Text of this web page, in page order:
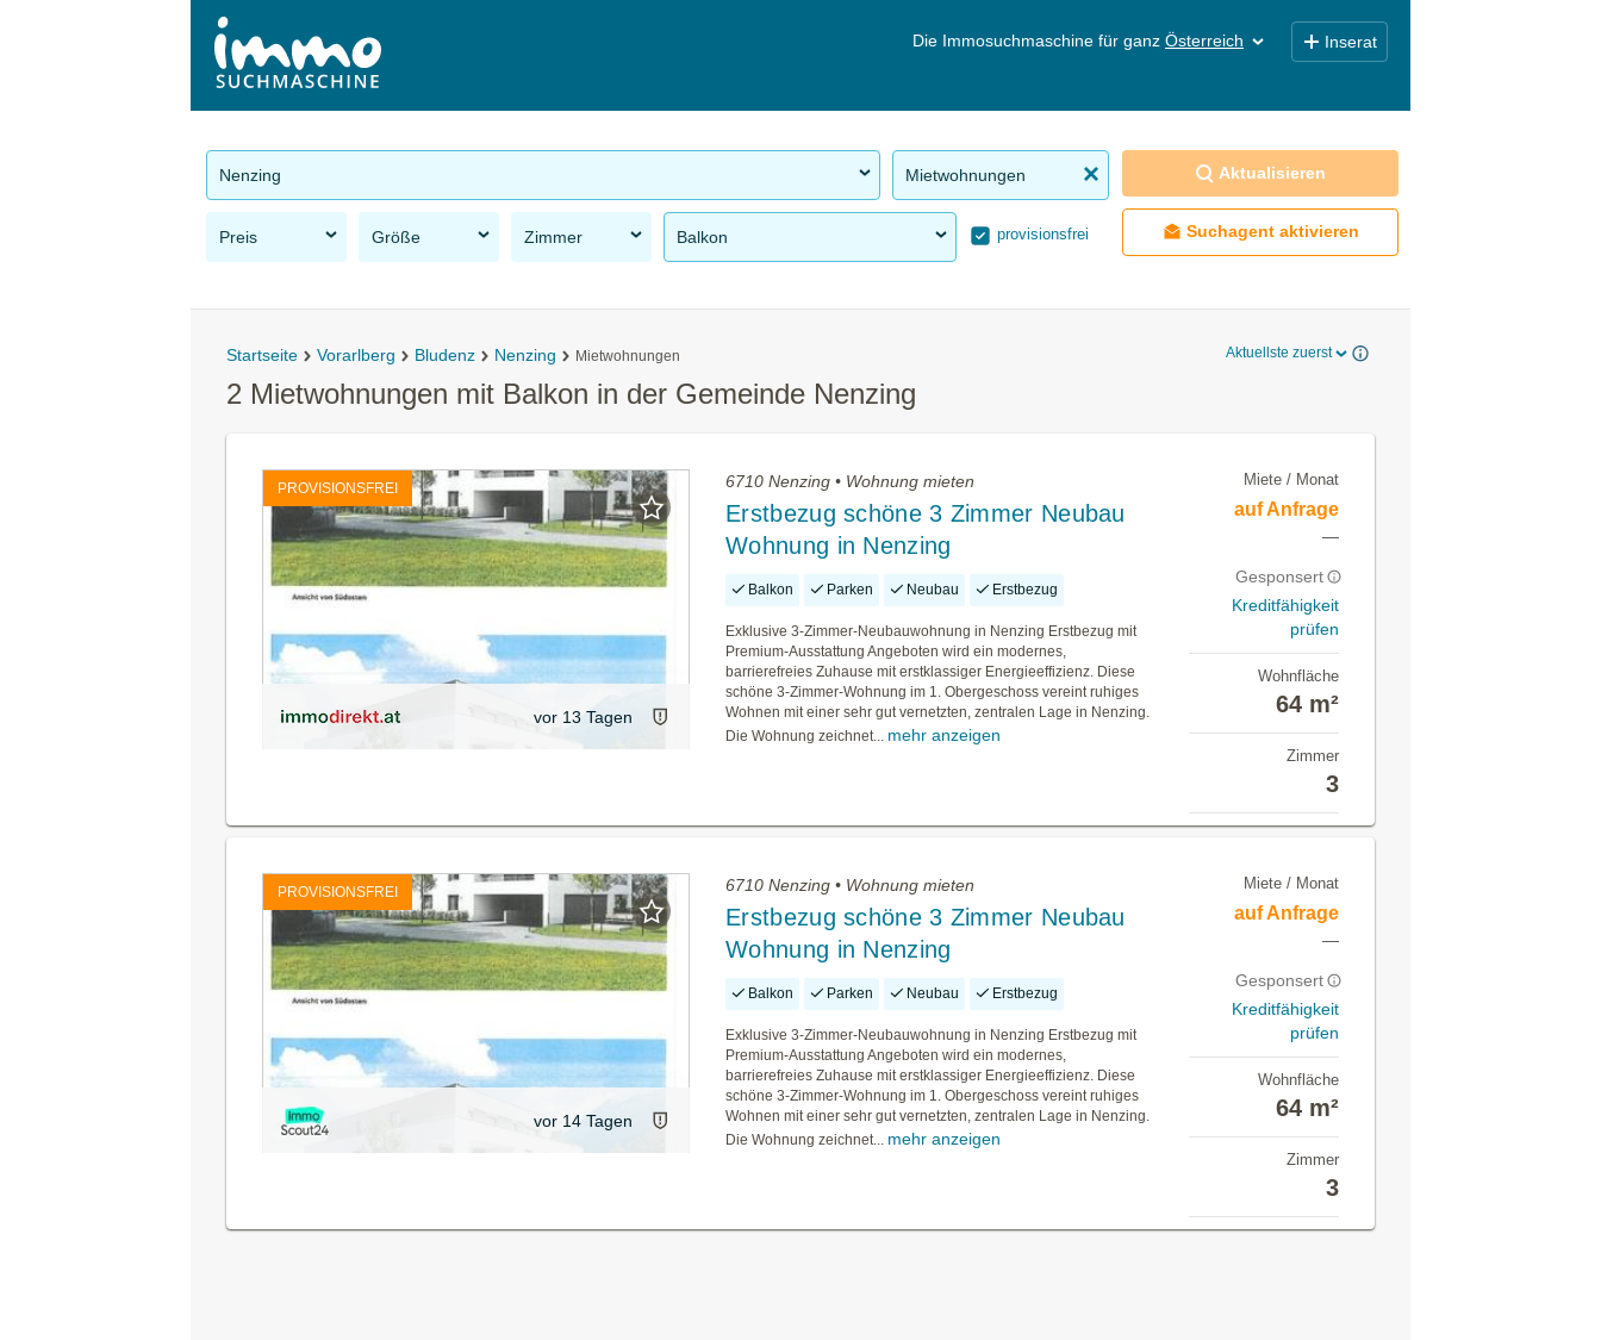
Die Immosuchmaschine für ganz Österreich Inserat
Nenzing Mietwohnungen
Preis Größe Zimmer Balkon provisionsfrei
Aktualisieren
Suchagent aktivieren
Startseite Vorarlberg Bludenz Nenzing Mietwohnungen Aktuellste zuerst
2 Mietwohnungen mit Balkon in der Gemeinde Nenzing
PROVISIONSFREI
vor 13 Tagen
6710 Nenzing • Wohnung mieten
Erstbezug schöne 3 Zimmer Neubau
Wohnung in Nenzing
Balkon Parken Neubau Erstbezug
Exklusive 3-Zimmer-Neubauwohnung in Nenzing Erstbezug mit
Premium-Ausstattung Angeboten wird ein modernes,
barrierefreies Zuhause mit erstklassiger Energieeffizienz. Diese
schöne 3-Zimmer-Wohnung im 1. Obergeschoss vereint ruhiges
Wohnen mit einer sehr gut vernetzten, zentralen Lage in Nenzing.
Die Wohnung zeichnet... mehr anzeigen
Miete / Monat
auf Anfrage
—
Gesponsert
Kreditfähigkeit
prüfen
Wohnfläche
64 m²
Zimmer
3
PROVISIONSFREI
vor 14 Tagen
6710 Nenzing • Wohnung mieten
Erstbezug schöne 3 Zimmer Neubau
Wohnung in Nenzing
Balkon Parken Neubau Erstbezug
Exklusive 3-Zimmer-Neubauwohnung in Nenzing Erstbezug mit
Premium-Ausstattung Angeboten wird ein modernes,
barrierefreies Zuhause mit erstklassiger Energieeffizienz. Diese
schöne 3-Zimmer-Wohnung im 1. Obergeschoss vereint ruhiges
Wohnen mit einer sehr gut vernetzten, zentralen Lage in Nenzing.
Die Wohnung zeichnet... mehr anzeigen
Miete / Monat
auf Anfrage
—
Gesponsert
Kreditfähigkeit
prüfen
Wohnfläche
64 m²
Zimmer
3